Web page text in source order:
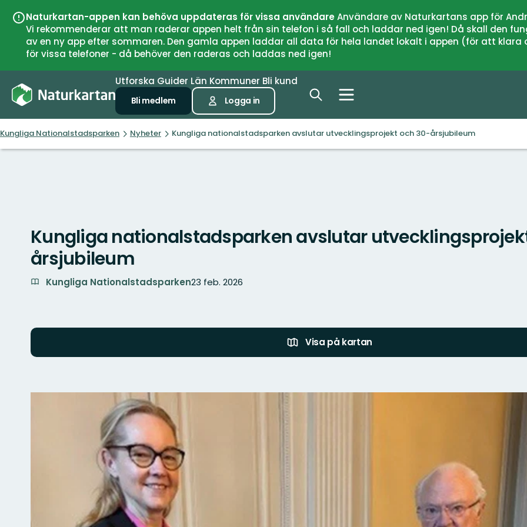
Naturkartan-appen kan behöva uppdateras för vissa användareAnvändare av Naturkartans app för
Vi rekommenderar att man raderar appen helt från sin telefon i så fall och laddar ned igen! Då skall den
av en ny app efter sommaren. Den gamla appen laddar all data för hela landet lokalt i appen (för att
för vissa telefoner - då behöver den raderas och laddas ned igen!
Utforska Guider Län Kommuner Bli kund
Bli medlem Logga in
Kungliga Nationalstadsparken Nyheter Kungliga nationalstadsparken avslutar utvecklingsprojekt och 30-årsjubileum
Kungliga nationalstadsparken avslutar
årsjubileum
Kungliga Nationalstadsparken23 feb. 2026
Visa på kartan